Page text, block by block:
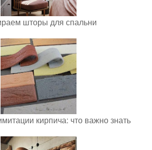
шторы для спальни
кирпича: что важно знать